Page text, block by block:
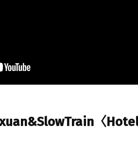
〈